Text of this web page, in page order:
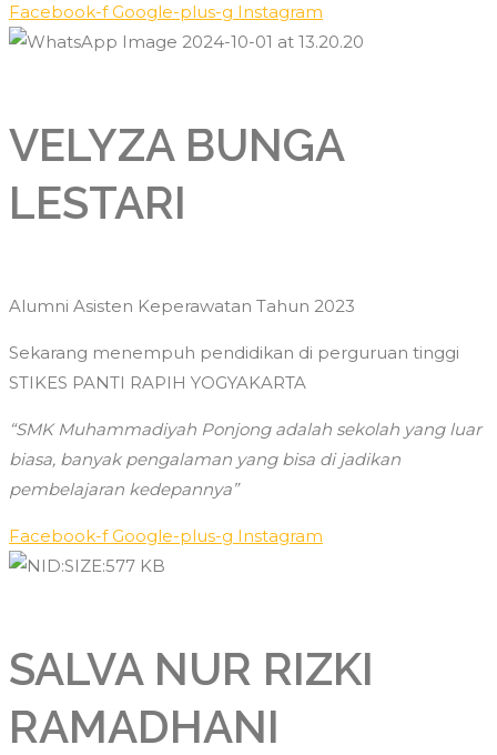
Facebook-f Google-plus-g Instagram
VELYZA BUNGA
LESTARI
Alumni Asisten Keperawatan Tahun 2023
Sekarang menempuh pendidikan di perguruan tinggi
STIKES PANTI RAPIH YOGYAKARTA
“SMK Muhammadiyah Ponjong adalah sekolah yang luar
biasa, banyak pengalaman yang bisa di jadikan
pembelajaran kedepannya”
Facebook-f Google-plus-g Instagram
SALVA NUR RIZKI
RAMADHANI